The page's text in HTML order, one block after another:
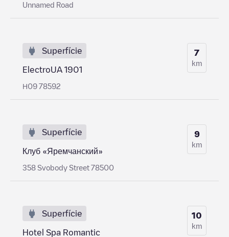
Unnamed Road
Superfície
ElectroUA 1901
Н09 78592
7
km
Superfície
Клуб «Яремчанский»
358 Svobody Street 78500
9
km
Superfície
Hotel Spa Romantic
10
km